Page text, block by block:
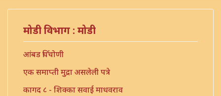
मोडी विभाग : मोडी
आंबड चिंचोणी
एक समाप्ती मुद्रा असलेली पत्रे
कागद ८ - शिक्का सवाई माधवराव